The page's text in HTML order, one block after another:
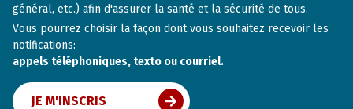
général, etc.) afin d'assurer la santé et la sécurité de tous.
Vous pourrez choisir la façon dont vous souhaitez recevoir les
notifications:
appels téléphoniques, texto ou courriel.
JE M'INSCRIS